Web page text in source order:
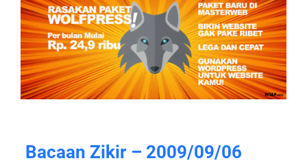
Bacaan Zikir – 2009/09/06